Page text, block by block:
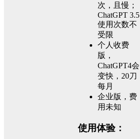
次，且慢；
ChatGPT 3.5
使用次数不
受限
个人收费
版，
ChatGPT4会
变快，20刀
每月
企业版，费
用未知
使用体验：